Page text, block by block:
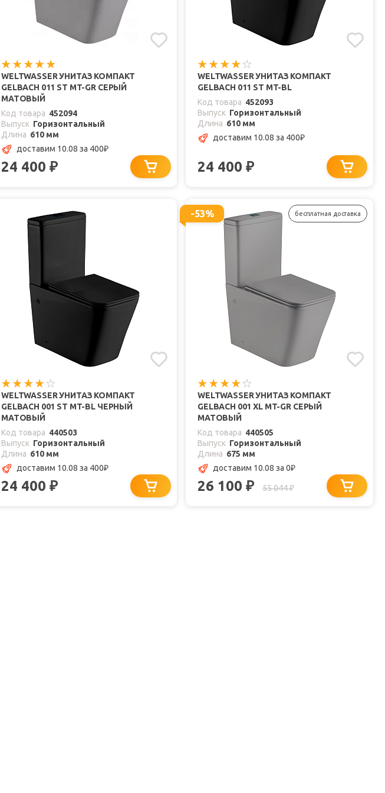
WELTWASSER УНИТАЗ КОМПАКТ
GELBACH 011 ST MT-GR СЕРЫЙ
МАТОВЫЙ
Код товара 452094
Выпуск Горизонтальный
Длина 610 мм
доставим 10.08 за 400₽
24 400 ₽
WELTWASSER УНИТАЗ КОМПАКТ
GELBACH 011 ST MT-BL
Код товара 452093
Выпуск Горизонтальный
Длина 610 мм
доставим 10.08 за 400₽
24 400 ₽
WELTWASSER УНИТАЗ КОМПАКТ
GELBACH 001 ST MT-BL ЧЕРНЫЙ
МАТОВЫЙ
Код товара 440503
Выпуск Горизонтальный
Длина 610 мм
доставим 10.08 за 400₽
24 400 ₽
-53% бесплатная доставка
WELTWASSER УНИТАЗ КОМПАКТ
GELBACH 001 XL MT-GR СЕРЫЙ
МАТОВЫЙ
Код товара 440505
Выпуск Горизонтальный
Длина 675 мм
доставим 10.08 за 0₽
26 100 ₽ 55 044₽